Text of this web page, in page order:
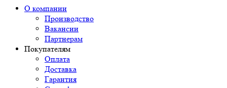
О компании
Производство
Вакансии
Партнерам
Покупателям
Оплата
Доставка
Гарантия